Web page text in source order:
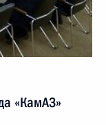
«КамАЗ»